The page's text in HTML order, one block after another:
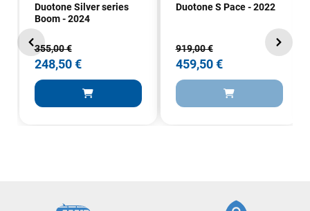
Duotone Silver series
Boom - 2024
355,00 €
248,50 €
Duotone S Pace - 2022
919,00 €
459,50 €